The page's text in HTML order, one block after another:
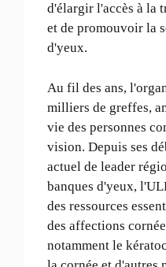
d'élargir l'accès à la
et de promouvoir la
d'yeux.
Au fil des ans,
milliers de greffes,
vie des personnes
vision. Depuis ses
actuel de leader
banques d'yeux,
des ressources
des affections
notamment le